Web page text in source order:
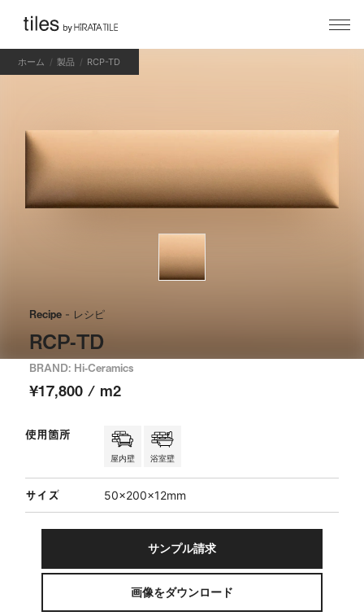
ホーム 製品 RCP-TD
Recipe - レシピ
RCP-TD
BRAND: Hi-Ceramics
¥17,800 / m2
使用箇所
屋内壁 浴室壁
サイズ 50×200×12mm
サンプル請求
画像をダウンロード